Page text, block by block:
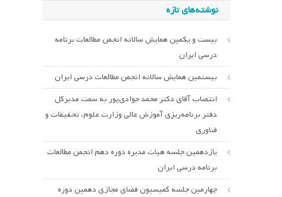
نوشته‌های تازه
بیست و یکمین همایش سالانه انجمن مطالعات برنامه
درسی ایران
بیستمین همایش سالانه انجمن مطالعات درسی ایران
انتصاب آقای دکتر محمد جوادی‌پور به سمت مدیرکل
دفتر برنامه‌ریزی آموزش عالی وزارت علوم، تحقیقات و
فناوری
یازدهمین جلسه هیات مدیره دوره دهم انجمن مطالعات
برنامه درسی ایران
چهارمین جلسه کمیسیون فضای مجازی دهمین دوره